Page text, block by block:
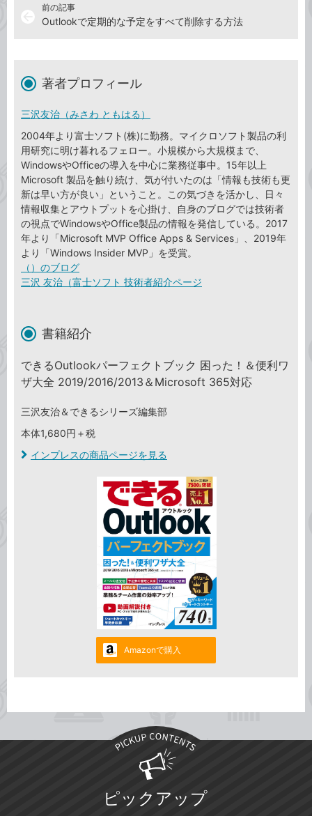
前の記事
Outlookで定期的な予定をすべて削除する方法
著者プロフィール
三沢友治（みさわ ともはる）
2004年より富士ソフト(株)に勤務。マイクロソフト製品の利
用研究に明け暮れるフェロー。小規模から大規模まで、
WindowsやOfficeの導入を中心に業務従事中。15年以上
Microsoft 製品を触り続け、気が付いたのは「情報も技術も更
新は早い方が良い」ということ。この気づきを活かし、日々
情報収集とアウトプットを心掛け、自身のブログでは技術者
の視点でWindowsやOffice製品の情報を発信している。2017
年より「Microsoft MVP Office Apps & Services」、2019年
より「Windows Insider MVP」を受賞。
（）のブログ
三沢 友治（富士ソフト 技術者紹介ページ
書籍紹介
できるOutlookパーフェクトブック 困った！＆便利ワ
ザ大全 2019/2016/2013＆Microsoft 365対応
三沢友治＆できるシリーズ編集部
本体1,680円＋税
インプレスの商品ページを見る
Amazonで購入
ピックアップ